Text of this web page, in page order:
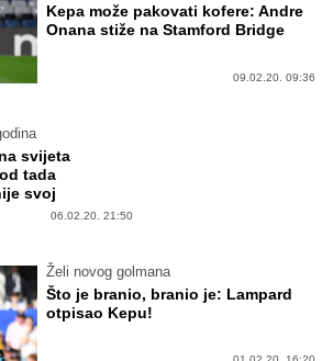
Kepa može pakovati kofere: Andre
Onana stiže na Stamford Bridge
09.02.20. 09:36
svijeta
tada
svoj
06.02.20. 21:50
Želi novog golmana
Što je branio, branio je: Lampard
otpisao Kepu!